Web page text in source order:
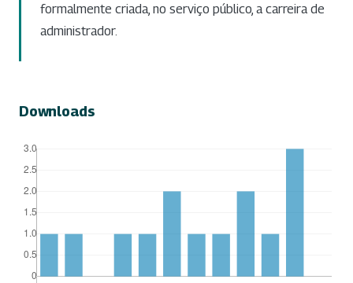
formalmente criada, no serviço público, a carreira de
administrador.
Downloads